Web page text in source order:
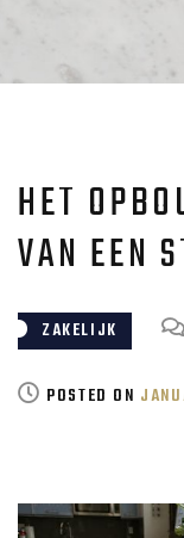
HET
VAN EEN
ZAKELIJK
POSTED ON